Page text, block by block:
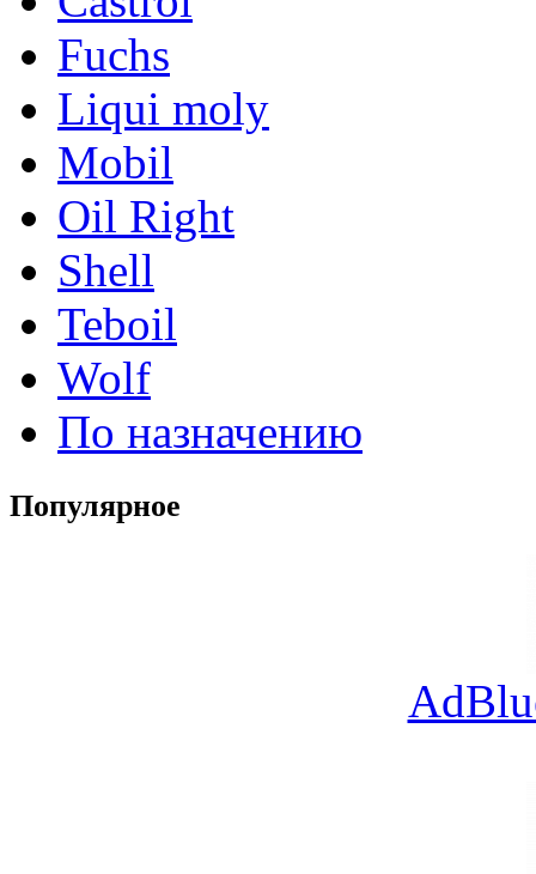
Fuchs
Liqui moly
Mobil
Oil Right
Shell
Teboil
Wolf
По назначению
Популярное